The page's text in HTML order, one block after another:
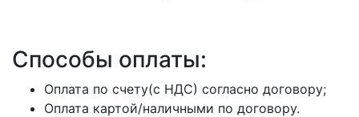
Способы оплаты:
Оплата по счету(с НДС) согласно договору;
Оплата картой/наличными по договору.